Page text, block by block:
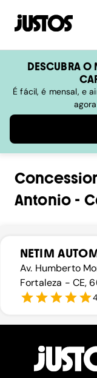
DESCUBRA O
É fácil, é mensal, e
Antonio -
NETIM
Av. Humberto
Fortaleza - CE,